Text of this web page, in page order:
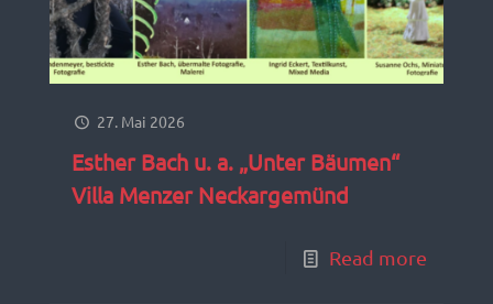
27. Mai 2026
Esther Bach u. a. „Unter Bäumen“
Villa Menzer Neckargemünd
Read more